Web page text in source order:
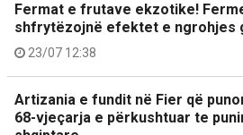
Fermat e frutave ekzotike!
shfrytëzojnë efektet e ngrohjes
23/07 12:38
Artizania e fundit në Fier që
68-vjeçarja e përkushtuar te